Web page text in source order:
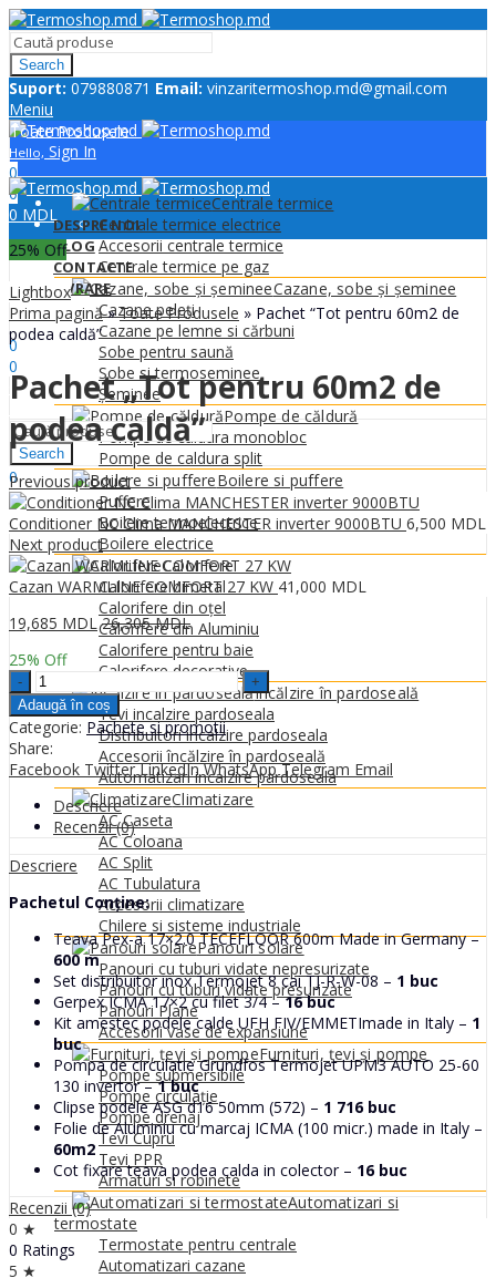
Search
Suport: 079880871 Email: vinzaritermoshop.md@gmail.com
Meniu
Hello, Sign In
0
0
0 MDL
Toate Produsele
Centrale termice
Centrale termice electrice
Accesorii centrale termice
Centrale termice pe gaz
Cazane, sobe și șeminee
Cazane peleți
Cazane pe lemne si cărbuni
Sobe pentru saună
Sobe si termoseminee
Șeminee
Pompe de căldură
Pompe de caldura monobloc
Pompe de caldura split
Boilere si puffere
Puffere
Boilere termoelectrice
Boilere electrice
Calorifere
Calorifere bimetal
Calorifere din oțel
Calorifere din Aluminiu
Calorifere pentru baie
Calorifere decorative
Încălzire în pardoseală
Tevi incalzire pardoseala
Distribuitori incalzire pardoseala
Accesorii încălzire în pardoseală
Automatizari incalzire pardoseala
Climatizare
AC Caseta
AC Coloana
AC Split
AC Tubulatura
Accesorii climatizare
Chilere si sisteme industriale
Panouri solare
Panouri cu tuburi vidate nepresurizate
Panouri cu tuburi vidate presurizate
Panouri Plane
Accesorii vase de expansiune
Furnituri, țevi și pompe
Pompe submersibile
Pompe circulație
Pompe drenaj
Tevi Cupru
Tevi PPR
Armaturi si robinete
Automatizari si
termostate
Termostate pentru centrale
Automatizari cazane
DESPRE NOI
BLOG
CONTACTE
LIVRARE
Hello, Sign In
0
0
0MDL
Search
0
0MDL
25% Off
Lightbox
Prima pagină»Toate Produsele » Pachet “Tot pentru 60m2 de
podea caldă”
Pachet „Tot pentru 60m2 de
podea caldă”
Previous product
Conditioner NC Clima MANCHESTER inverter 9000BTU 6,500 MDL
Next product
Cazan WARMLINE COMFORT 27 KW 41,000 MDL
19,685 MDL 26,305MDL
25% Off
Pachet
"Tot
pentru
60m2
de
podea
caldă"
quantity
Adaugă în coș
Categorie: Pachete si promotii
Share:
Facebook Twitter LinkedIn WhatsApp Telegram Email
Descriere
Recenzii (0)
Descriere
Pachetul Conține:
Teava Pex-a 17×2.0 TECEFLOOR 600m Made in Germany –
600 m
Set distribuitor inox Termojet 8 cai TJ-R-W-08 – 1 buc
Gerpex ICMA 17×2 cu filet 3/4 –16 buc
Kit amestec podele calde UFH FIV/EMMETImade in Italy – 1
buc
Pompa de circulatie Grundfos Termojet UPM3 AUTO 25-60
130 invertor –1 buc
Clipse podele ASG d16 50mm (572) – 1 716 buc
Folie de Aluminiu cu marcaj ICMA (100 micr.) made in Italy –
60m2
Cot fixare teava podea calda in colector – 16 buc
Recenzii (0)
0 ★
0 Ratings
5 ★